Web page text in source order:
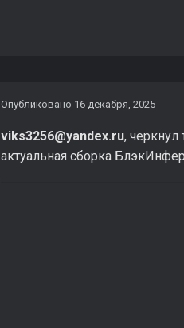
Опубликовано 16 декабря, 2025
viks3256@yandex.ru, черкнул
актуальная сборка